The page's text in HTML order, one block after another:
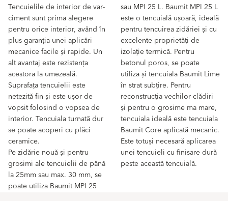
Tencuielile de interior de var-
ciment sunt prima alegere
pentru orice interior, având în
plus garanția unei aplicări
mecanice facile și rapide. Un
alt avantaj este rezistența
acestora la umezeală.
Suprafața tencuielii este
netezită fin și este ușor de
vopsit folosind o vopsea de
interior. Tencuiala turnată dur
se poate acoperi cu plăci
ceramice.
Pe zidărie nouă și pentru
grosimi ale tencuielii de până
la 25mm sau max. 30 mm, se
poate utiliza Baumit MPI 25
sau MPI 25 L. Baumit MPI 25 L
este o tencuială ușoară, ideală
pentru tencuirea zidăriei și cu
excelente proprietăți de
izolație termică. Pentru
betonul poros, se poate
utiliza și tencuiala Baumit Lime
în strat subțire. Pentru
reconstrucția vechilor clădiri
și pentru o grosime ma mare,
tencuiala ideală este tencuiala
Baumit Core aplicată mecanic.
Este totuși necesară aplicarea
unei tencuieli cu finisare dură
peste această tencuială.